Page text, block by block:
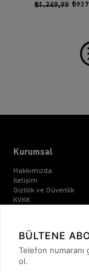
₺1.249,99
Kurumsal
Hakkımızda
İletişim
Gizlilik ve Güvenlik
KVKK
Müşteri İlişkileri
Üyelik
Müşteri Destek
BÜLTENE
Telefon
ol.